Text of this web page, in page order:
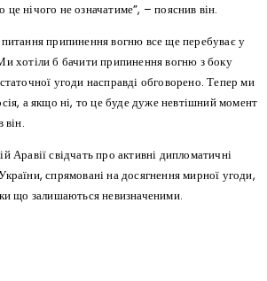
нічого не означатиме”, – пояснив він.
припинення вогню все ще перебуває у
хотіли б бачити припинення вогню з боку
угоди насправді обговорено. Тепер ми
а якщо ні, то це буде дуже невтішний момент
він.
Аравії свідчать про активні дипломатичні
спрямовані на досягнення мирної угоди,
що залишаються невизначеними.